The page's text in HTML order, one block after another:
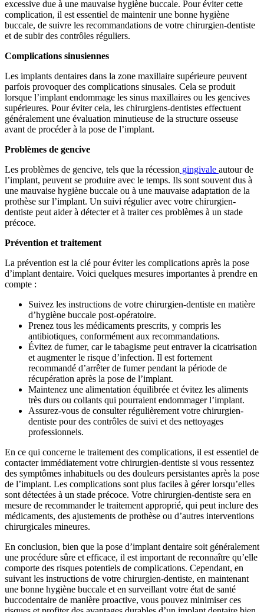
excessive due à une mauvaise hygiène buccale. Pour éviter cette
complication, il est essentiel de maintenir une bonne hygiène
buccale, de suivre les recommandations de votre chirurgien-dentiste
et de subir des contrôles réguliers.
Complications sinusiennes
Les implants dentaires dans la zone maxillaire supérieure peuvent
parfois provoquer des complications sinusales. Cela se produit
lorsque l’implant endommage les sinus maxillaires ou les gencives
supérieures. Pour éviter cela, les chirurgiens-dentistes effectuent
généralement une évaluation minutieuse de la structure osseuse
avant de procéder à la pose de l’implant.
Problèmes de gencive
Les problèmes de gencive, tels que la récession gingivale autour de
l’implant, peuvent se produire avec le temps. Ils sont souvent dus à
une mauvaise hygiène buccale ou à une mauvaise adaptation de la
prothèse sur l’implant. Un suivi régulier avec votre chirurgien-
dentiste peut aider à détecter et à traiter ces problèmes à un stade
précoce.
Prévention et traitement
La prévention est la clé pour éviter les complications après la pose
d’implant dentaire. Voici quelques mesures importantes à prendre en
compte :
Suivez les instructions de votre chirurgien-dentiste en matière
d’hygiène buccale post-opératoire.
Prenez tous les médicaments prescrits, y compris les
antibiotiques, conformément aux recommandations.
Évitez de fumer, car le tabagisme peut entraver la cicatrisation
et augmenter le risque d’infection. Il est fortement
recommandé d’arrêter de fumer pendant la période de
récupération après la pose de l’implant.
Maintenez une alimentation équilibrée et évitez les aliments
très durs ou collants qui pourraient endommager l’implant.
Assurez-vous de consulter régulièrement votre chirurgien-
dentiste pour des contrôles de suivi et des nettoyages
professionnels.
En ce qui concerne le traitement des complications, il est essentiel de
contacter immédiatement votre chirurgien-dentiste si vous ressentez
des symptômes inhabituels ou des douleurs persistantes après la pose
de l’implant. Les complications sont plus faciles à gérer lorsqu’elles
sont détectées à un stade précoce. Votre chirurgien-dentiste sera en
mesure de recommander le traitement approprié, qui peut inclure des
médicaments, des ajustements de prothèse ou d’autres interventions
chirurgicales mineures.
En conclusion, bien que la pose d’implant dentaire soit généralement
une procédure sûre et efficace, il est important de reconnaître qu’elle
comporte des risques potentiels de complications. Cependant, en
suivant les instructions de votre chirurgien-dentiste, en maintenant
une bonne hygiène buccale et en surveillant votre état de santé
buccodentaire de manière proactive, vous pouvez minimiser ces